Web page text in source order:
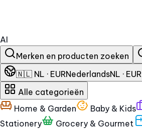
AI
Merken en producten zoeken
🇳🇱 NL · EURNederlandsNL · EUR
Alle categorieën
Home & Garden
Baby & Kids
Stationery
Grocery & Gourmet